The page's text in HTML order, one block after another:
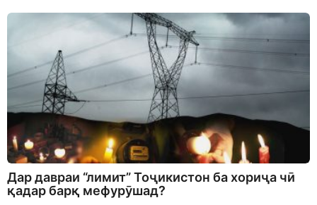
Дар давраи “лимит” Тоҷикистон ба хориҷа чӣ
қадар барқ мефурӯшад?